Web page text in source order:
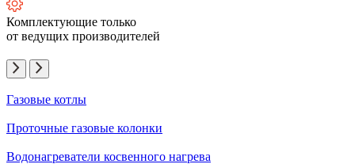
Комплектующие только
от ведущих производителей
Газовые котлы
Проточные газовые колонки
Водонагреватели косвенного нагрева